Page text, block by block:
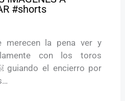
#shorts
merecen la pena ver y
con los toros
guiando el encierro por